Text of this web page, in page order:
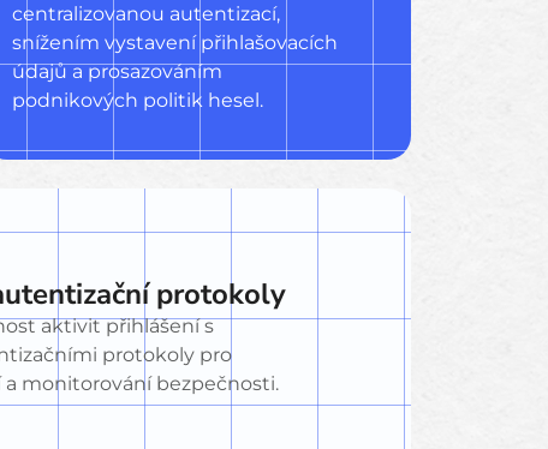
centralizovanou autentizací,
snížením vystavení přihlašovacích
údajů a prosazováním
podnikových politik hesel.
protokoly
aktivit přihlášení s
protokoly pro
monitorování bezpečnosti.